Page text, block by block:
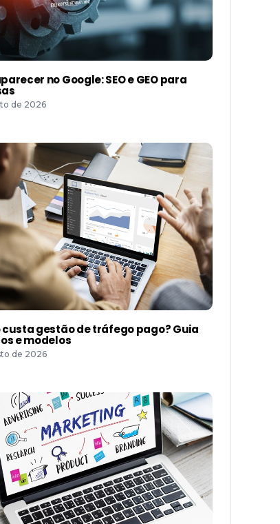
no Google: SEO e GEO para
de 2026
custa gestão de tráfego pago? Guia
e modelos
de 2026